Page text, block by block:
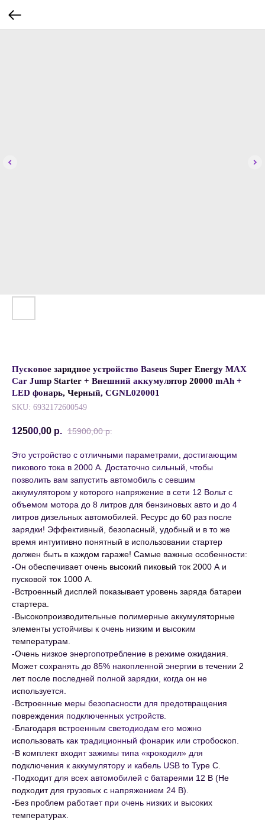
Пусковое зарядное устройство Baseus Super Energy MAX
Car Jump Starter + Внешний аккумулятор 20000 mAh +
LED фонарь, Черный, CGNL020001
SKU: 6932172600549
12500,00 р. 15900,00 р.
Это устройство с отличными параметрами, достигающим
пикового тока в 2000 А. Достаточно сильный, чтобы
позволить вам запустить автомобиль c севшим
аккумулятором у которого напряжение в сети 12 Вольт с
объемом мотора до 8 литров для бензиновых авто и до 4
литров дизельных автомобилей. Ресурс до 60 раз после
зарядки! Эффективный, безопасный, удобный и в то же
время интуитивно понятный в использовании стартер
должен быть в каждом гараже! Самые важные особенности:
-Он обеспечивает очень высокий пиковый ток 2000 А и
пусковой ток 1000 А.
-Встроенный дисплей показывает уровень заряда батареи
стартера.
-Высокопроизводительные полимерные аккумуляторные
элементы устойчивы к очень низким и высоким
температурам.
-Очень низкое энергопотребление в режиме ожидания.
Может сохранять до 85% накопленной энергии в течении 2
лет после последней полной зарядки, когда он не
используется.
-Встроенные меры безопасности для предотвращения
повреждения подключенных устройств.
-Благодаря встроенным светодиодам его можно
использовать как традиционный фонарик или стробоскоп.
-В комплект входят зажимы типа «крокодил» для
подключения к аккумулятору и кабель USB to Type C.
-Подходит для всех автомобилей с батареями 12 В (Не
подходит для грузовых с напряжением 24 В).
-Без проблем работает при очень низких и высоких
температурах.